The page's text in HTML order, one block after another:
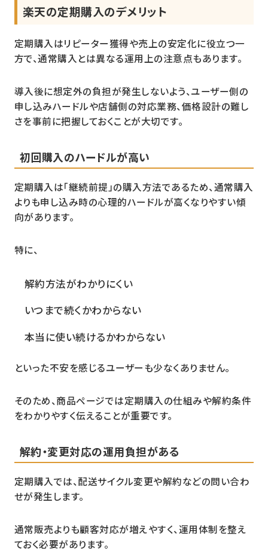
楽天の定期購入のデメリット
定期購入はリピーター獲得や売上の安定化に役立つ一
方で、通常購入とは異なる運用上の注意点もあります。
導入後に想定外の負担が発生しないよう、ユーザー側の
申し込みハードルや店舗側の対応業務、価格設計の難し
さを事前に把握しておくことが大切です。
初回購入のハードルが高い
定期購入は「継続前提」の購入方法であるため、通常購入
よりも申し込み時の心理的ハードルが高くなりやすい傾
向があります。
特に、
解約方法がわかりにくい
いつまで続くかわからない
本当に使い続けるかわからない
といった不安を感じるユーザーも少なくありません。
そのため、商品ページでは定期購入の仕組みや解約条件
をわかりやすく伝えることが重要です。
解約・変更対応の運用負担がある
定期購入では、配送サイクル変更や解約などの問い合わ
せが発生します。
通常販売よりも顧客対応が増えやすく、運用体制を整え
ておく必要があります。